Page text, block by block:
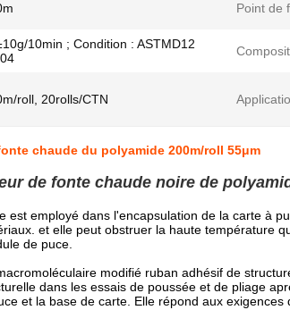
Point de
10min ; Condition : ASTMD12
roll, 20rolls/CTN
chaude du polyamide 200m/roll 55μm
de fonte chaude noire de
est employé dans l'encapsulation de la carte à
et elle peut obstruer la haute température
de puce.
modifié ruban adhésif de
dans les essais de poussée et de pliage
et la base de carte. Elle répond aux